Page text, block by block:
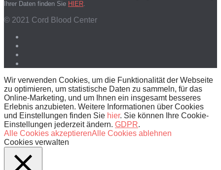
Ihrer Daten finden Sie HIER
© 2021 Cord Blood Center
Wir verwenden Cookies, um die Funktionalität der Webseite
zu optimieren, um statistische Daten zu sammeln, für das
Online-Marketing, und um Ihnen ein insgesamt besseres
Erlebnis anzubieten. Weitere Informationen über Cookies
und Einstellungen finden Sie hier. Sie können Ihre Cookie-
Einstellungen jederzeit ändern. GDPR.
Alle Cookies akzeptierenAlle Cookies ablehnen
Cookies verwalten